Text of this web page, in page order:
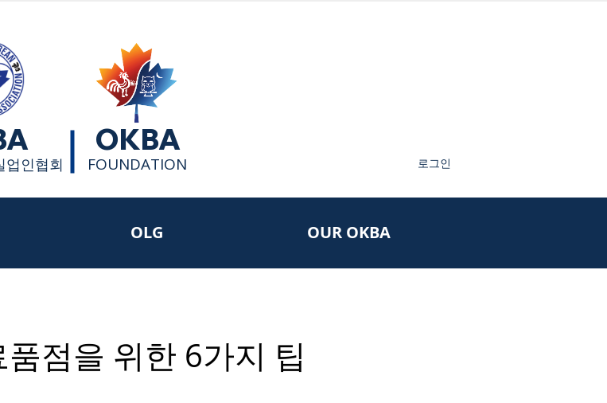
업인협회
OKBA
FOUNDATION 로그인
OLG OUR OKBA
점을 위한 6가지 팁